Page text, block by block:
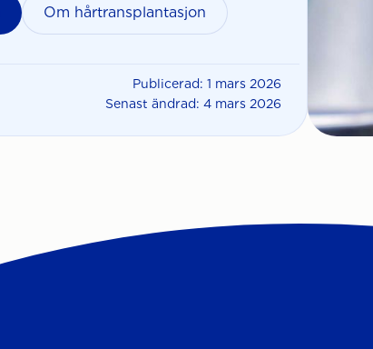
Om hårtransplantasjon
Publicerad: 1 mars 2026
Senast ändrad: 4 mars 2026